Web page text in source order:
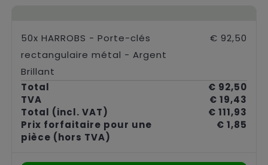
50x HARROBS - Porte-clés
rectangulaire métal - Argent
Brillant
€ 92,50
Total
€ 92,50
TVA
€ 19,43
Total (incl. VAT)
€ 111,93
Prix forfaitaire pour une
pièce (hors TVA)
€ 1,85